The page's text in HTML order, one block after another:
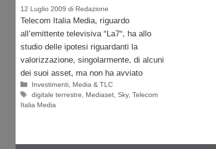
12 Luglio 2009 di Redazione
Telecom Italia Media, riguardo
all’emittente televisiva “La7“, ha allo
studio delle ipotesi riguardanti la
valorizzazione, singolarmente, di alcuni
dei suoi asset, ma non ha avviato
Categorie
Investimenti Media & TLC
Tag
digitale terrestre Mediaset Sky,Telecom
Italia Media